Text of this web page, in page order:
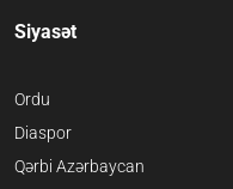
Siyasət
Ordu
Diaspor
Qərbi Azərbaycan